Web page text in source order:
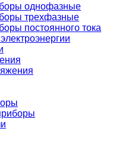
однофазные
трехфазные
постоянного тока